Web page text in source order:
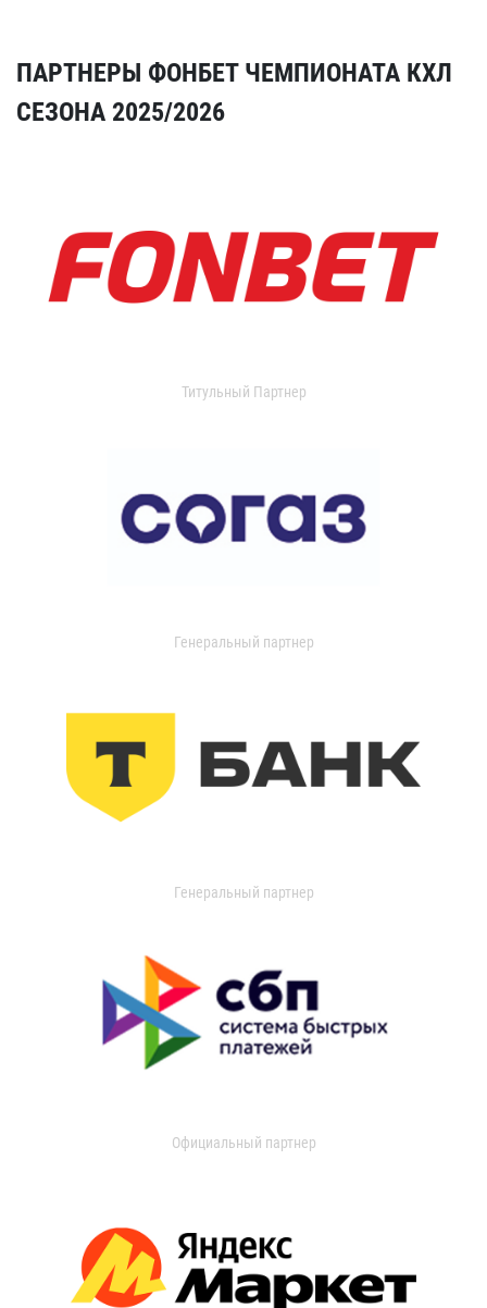
ПАРТНЕРЫ ФОНБЕТ ЧЕМПИОНАТА КХЛ
СЕЗОНА 2025/2026
Титульный Партнер
Генеральный партнер
Генеральный партнер
Официальный партнер